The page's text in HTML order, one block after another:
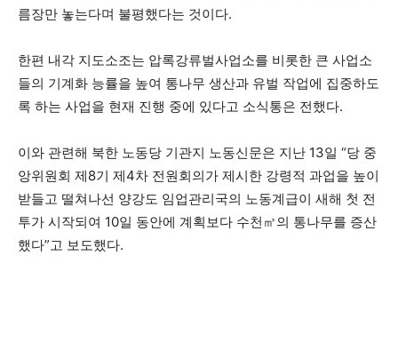
름장만 놓는다며 불평했다는 것이다.
한편 내각 지도소조는 압록강류벌사업소를 비롯한 큰 사업소
들의 기계화 능률을 높여 통나무 생산과 유벌 작업에 집중하도
록 하는 사업을 현재 진행 중에 있다고 소식통은 전했다.
이와 관련해 북한 노동당 기관지 노동신문은 지난 13일 “당 중
앙위원회 제8기 제4차 전원회의가 제시한 강령적 과업을 높이
받들고 떨쳐나선 양강도 임업관리국의 노동계급이 새해 첫 전
투가 시작되여 10일 동안에 계획보다 수천㎥의 통나무를 증산
했다”고 보도했다.